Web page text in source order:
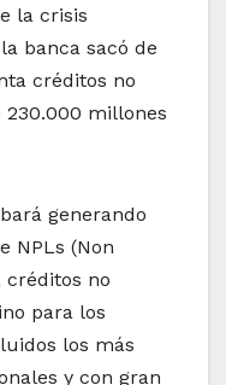
la crisis
banca sacó de
créditos no
millones
generando
NPLs (Non
créditos no
para los
los más
y con gran